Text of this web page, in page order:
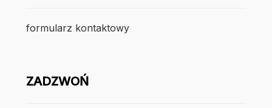
formularz kontaktowy
ZADZWOŃ